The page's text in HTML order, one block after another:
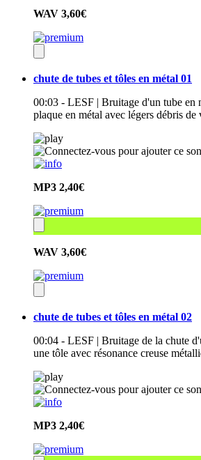
WAV 3,60€
chute de tubes et tôles en métal 01
00:03 - LESF | Bruitage d'un tube en
plaque en métal avec légers débris
MP3 2,40€
WAV 3,60€
chute de tubes et tôles en métal 02
00:04 - LESF | Bruitage de la chute
une tôle avec résonance creuse
MP3 2,40€